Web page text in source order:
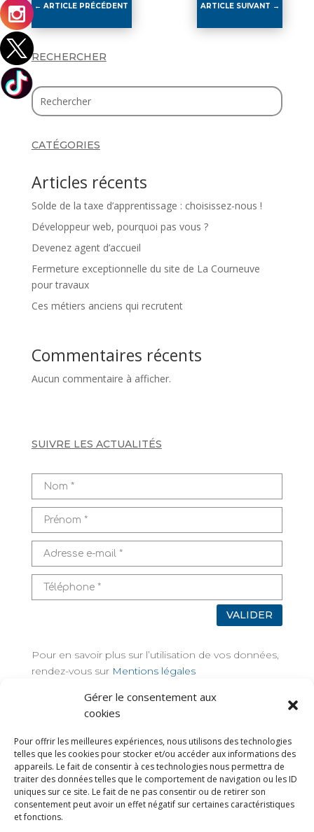
Gérer le consentement aux
cookies
Pour offrir les meilleures expériences, nous utilisons des technologies
telles que les cookies pour stocker et/ou accéder aux informations des
appareils. Le fait de consentir à ces technologies nous permettra de
traiter des données telles que le comportement de navigation ou les ID
uniques sur ce site. Le fait de ne pas consentir ou de retirer son
consentement peut avoir un effet négatif sur certaines caractéristiques
et fonctions.
←ARTICLE PRÉCÉDENT ARTICLE SUIVANT →
RECHERCHER
CATÉGORIES
Articles récents
Solde de la taxe d’apprentissage : choisissez-nous !
Développeur web, pourquoi pas vous ?
Devenez agent d’accueil
Fermeture exceptionnelle du site de La Courneuve
pour travaux
Ces métiers anciens qui recrutent
Commentaires récents
Aucun commentaire à afficher.
SUIVRE LES ACTUALITÉS
VALIDER
Pour en savoir plus sur l’utilisation de vos données,
rendez-vous sur Mentions légales